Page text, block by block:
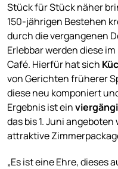
Stück für Stück näher
150-jährigen Bestehen
durch die vergangenen
Erlebbar werden diese
Café. Hierfür hat sich
von Gerichten früherer
diese neu komponiert
Ergebnis ist ein
das bis 1. Juni
attraktive
„Es ist eine Ehre,